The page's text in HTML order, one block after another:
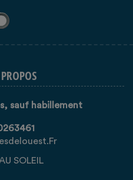
sauf habillement
SOLEIL